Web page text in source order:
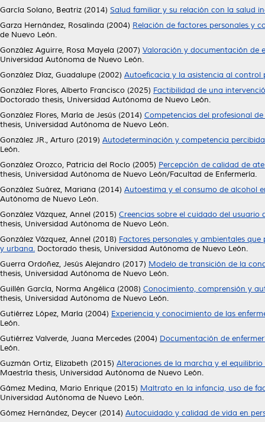
García Solano, Beatriz (2014) Salud familiar y su relación con la salud
Garza Hernández, Rosalinda (2004) Relación de factores personales y
de Nuevo León.
González Aguirre, Rosa Mayela (2007) Valoración y documentación de
Universidad Autónoma de Nuevo León.
González Díaz, Guadalupe (2002) Autoeficacia y la asistencia al control
González Flores, Alberto Francisco (2025) Factibilidad de una
Doctorado thesis, Universidad Autónoma de Nuevo León.
González Flores, María de Jesús (2014) Competencias del profesional
thesis, Universidad Autónoma de Nuevo León.
González JR., Arturo (2019) Autodeterminación y competencia
León.
González Orozco, Patricia del Rocío (2005) Percepción de calidad de
thesis, Universidad Autónoma de Nuevo León/Facultad de Enfermería.
González Suárez, Mariana (2014) Autoestima y el consumo de alcohol
Autónoma de Nuevo León.
González Vázquez, Annel (2015) Creencias sobre el cuidado del usuario
thesis, Universidad Autónoma de Nuevo León.
González Vázquez, Annel (2018) Factores personales y ambientales
y urbana. Doctorado thesis, Universidad Autónoma de Nuevo León.
Guerra Ordoñez, Jesús Alejandro (2017) Modelo de transición de la
thesis, Universidad Autónoma de Nuevo León.
Guillén García, Norma Angélica (2008) Conocimiento, comprensión y
thesis, Universidad Autónoma de Nuevo León.
Gutiérrez López, María (2004) Experiencia y conocimiento de las
León.
Gutiérrez Valverde, Juana Mercedes (2004) Documentación de
León.
Guzmán Ortiz, Elizabeth (2015) Alteraciones de la marcha y el
Maestría thesis, Universidad Autónoma de Nuevo León.
Gámez Medina, Mario Enrique (2015) Maltrato en la infancia, uso de
Universidad Autónoma de Nuevo León.
Gómez Hernández, Deycer (2014) Autocuidado y calidad de vida en